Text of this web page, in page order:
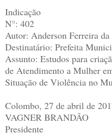
Indicação
N°: 402
Autor: Anderson Ferreira
Destinatário: Prefeita
Assunto: Estudos para
de Atendimento a Mulher
Situação de Violência no
Colombo, 27 de abril de
VAGNER BRANDÃO
Presidente